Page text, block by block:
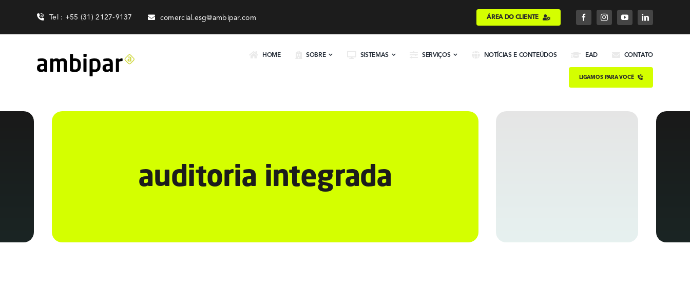
content
Tel : +55 (31) 2127-9137 comercial.esg@ambipar.com ÁREA DO CLIENTE
HOME SOBRE SISTEMAS SERVIÇOS NOTÍCIAS E CONTEÚDOS EAD CONTATO
LIGAMOS PARA VOCÊ
auditoria integrada